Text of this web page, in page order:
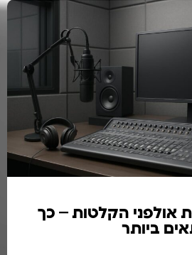
אולפני הקלטות – כך
ביותר